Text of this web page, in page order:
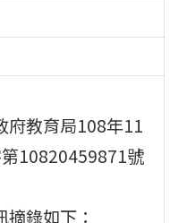
府教育局108年11
10820459871號
錄如下：